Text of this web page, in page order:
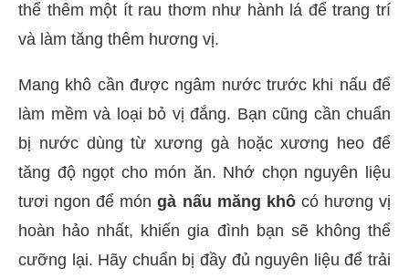
thể thêm một ít rau thơm như hành lá để trang trí
và làm tăng thêm hương vị.
Mang khô cần được ngâm nước trước khi nấu để
làm mềm và loại bỏ vị đắng. Bạn cũng cần chuẩn
bị nước dùng từ xương gà hoặc xương heo để
tăng độ ngọt cho món ăn. Nhớ chọn nguyên liệu
tươi ngon để móngà nấu măng khôcó hương vị
hoàn hảo nhất, khiến gia đình bạn sẽ không thể
cưỡng lại. Hãy chuẩn bị đầy đủ nguyên liệu để trải